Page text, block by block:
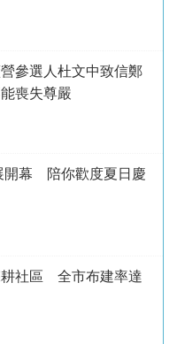
參選人杜文中致信鄭
喪失尊嚴
開幕 陪你歡度夏日慶
耕社區 全市布建率達